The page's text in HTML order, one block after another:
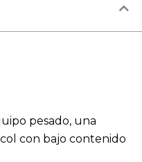
pesado, una
con bajo contenido